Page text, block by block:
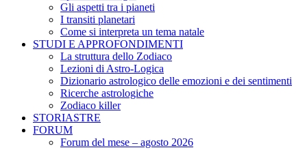
Gli aspetti tra i pianeti
I transiti planetari
Come si interpreta un tema natale
STUDI E APPROFONDIMENTI
La struttura dello Zodiaco
Lezioni di Astro-Logica
Dizionario astrologico delle emozioni e dei sentimenti
Ricerche astrologiche
Zodiaco killer
STORIASTRE
FORUM
Forum del mese – agosto 2026